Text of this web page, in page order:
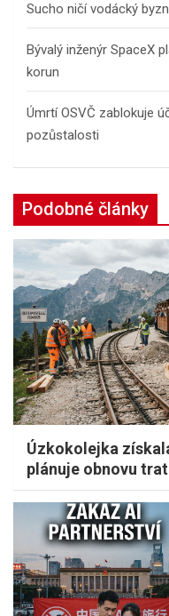
Sucho ničí vodácký
Bývalý inženýr SpaceX
korun
Úmrtí OSVČ zablokuje
pozůstalosti
Podobné články
Úzkokolejka
plánuje obnovu